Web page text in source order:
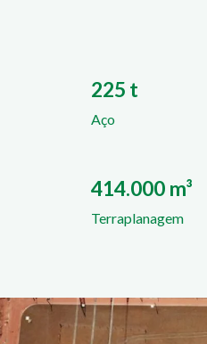
225 t
Aço
414.000 m³
Terraplanagem